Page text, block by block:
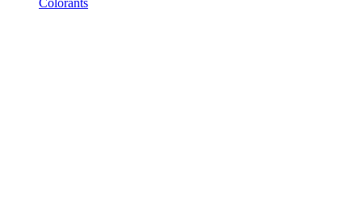
Colorants